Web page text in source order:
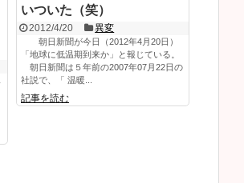
いついた（笑）
2012/4/20 異変
朝日新聞が今日（2012年4月20日）
「地球に低温期到来か」と報じている。
朝日新聞は５年前の2007年07月22日の
社説で、「 温暖...
記事を読む